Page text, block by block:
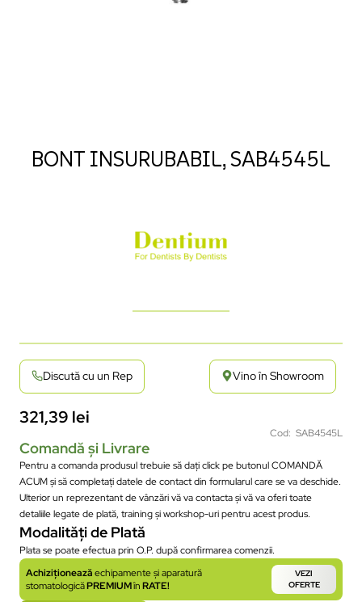
BONT INSURUBABIL, SAB4545L
Discută cu un Rep Vino în Showroom
321,39 lei
Cod: SAB4545L
Comandă și Livrare
Pentru a comanda produsul trebuie să dați click pe butonul COMANDĂ
ACUM și să completați datele de contact din formularul care se va deschide.
Ulterior un reprezentant de vânzări vă va contacta și vă va oferi toate
detaliile legate de plată, training și workshop-uri pentru acest produs.
Modalități de Plată
Plata se poate efectua prin O.P. după confirmarea comenzii.
Achiziționeazăechipamente și aparatură
stomatologicăPREMIUMînRATE!
VEZI
OFERTE